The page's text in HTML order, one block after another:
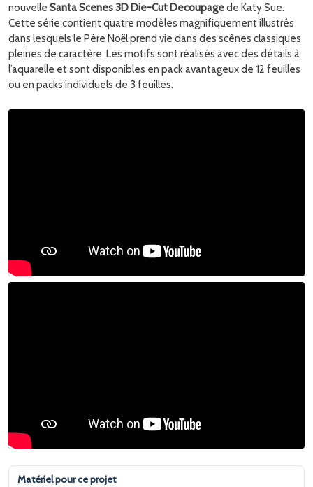
nouvelle Santa Scenes 3D Die-Cut Decoupagede Katy Sue.
Cette série contient quatre modèles magnifiquement illustrés
dans lesquels le Père Noël prend vie dans des scènes classiques
pleines de caractère. Les motifs sont réalisés avec des détails à
l’aquarelle et sont disponibles en pack avantageux de 12 feuilles
ou en packs individuels de 3 feuilles.
Matériel pour ce projet